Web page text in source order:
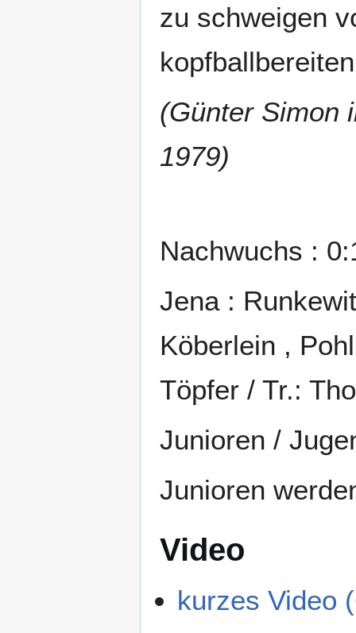
zu schweigen
(Günter Simon
1979)
Nachwuchs :
Jena :
Köberlein ,
Töpfer / Tr.:
Junioren /
Junioren
Video
kurzes Video